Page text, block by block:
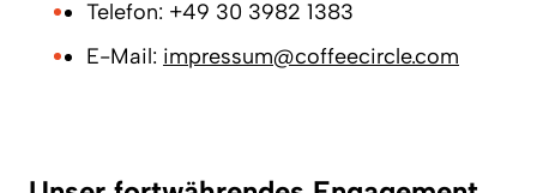
Telefon: +49 30 3982 1383
E-Mail: impressum@coffeecircle.com